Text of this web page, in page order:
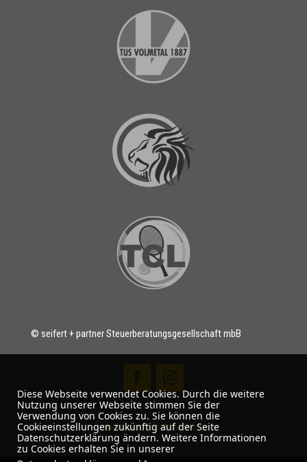
© seifert + partner Steuerberatungsgesellschaft mbB
Impressum|Datenschutz
Diese Webseite verwendet Cookies. Durch die weitere
Nutzung unserer Webseite stimmen Sie der
Verwendung von Cookies zu. Sie können die
Cookieeinstellungen zukünftig auf der Seite
Datenschutzerklärung ändern. Weitere Informationen
zu Cookies erhalten Sie in unserer